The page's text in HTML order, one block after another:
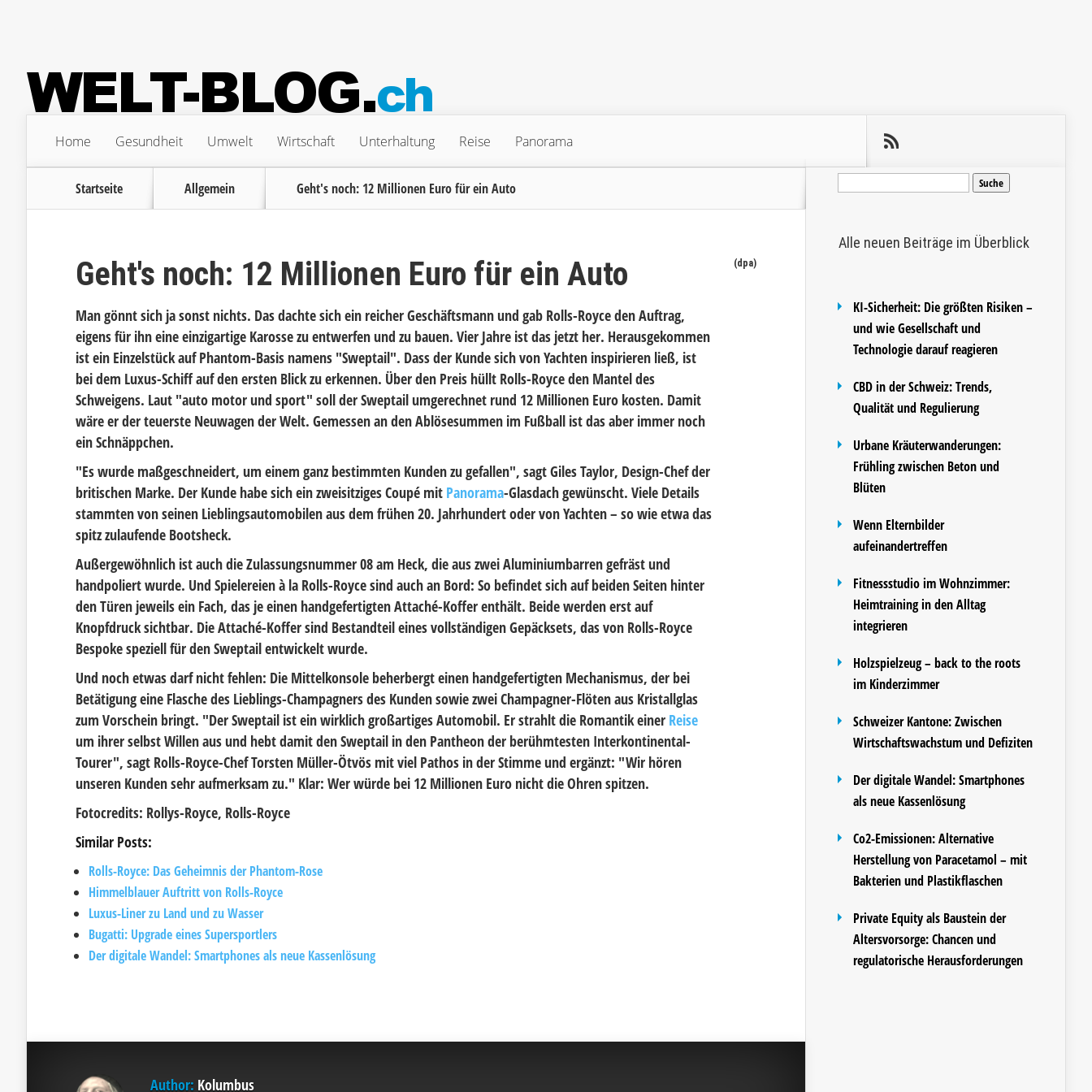
Home Gesundheit Umwelt Wirtschaft Unterhaltung Reise Panorama
Startseite Allgemein Geht's noch: 12 Millionen Euro für ein Auto
Geht's noch: 12 Millionen Euro für ein Auto (dpa)
Man gönnt sich ja sonst nichts. Das dachte sich ein reicher Geschäftsmann und gab Rolls-Royce den Auftrag,
eigens für ihn eine einzigartige Karosse zu entwerfen und zu bauen. Vier Jahre ist das jetzt her. Herausgekommen
ist ein Einzelstück auf Phantom-Basis namens "Sweptail". Dass der Kunde sich von Yachten inspirieren ließ, ist
bei dem Luxus-Schiff auf den ersten Blick zu erkennen. Über den Preis hüllt Rolls-Royce den Mantel des
Schweigens. Laut "auto motor und sport" soll der Sweptail umgerechnet rund 12 Millionen Euro kosten. Damit
wäre er der teuerste Neuwagen der Welt. Gemessen an den Ablösesummen im Fußball ist das aber immer noch
ein Schnäppchen.
"Es wurde maßgeschneidert, um einem ganz bestimmten Kunden zu gefallen", sagt Giles Taylor, Design-Chef der
britischen Marke. Der Kunde habe sich ein zweisitziges Coupé mit Panorama-Glasdach gewünscht. Viele Details
stammten von seinen Lieblingsautomobilen aus dem frühen 20. Jahrhundert oder von Yachten – so wie etwa das
spitz zulaufende Bootsheck.
Außergewöhnlich ist auch die Zulassungsnummer 08 am Heck, die aus zwei Aluminiumbarren gefräst und
handpoliert wurde. Und Spielereien à la Rolls-Royce sind auch an Bord: So befindet sich auf beiden Seiten hinter
den Türen jeweils ein Fach, das je einen handgefertigten Attaché-Koffer enthält. Beide werden erst auf
Knopfdruck sichtbar. Die Attaché-Koffer sind Bestandteil eines vollständigen Gepäcksets, das von Rolls-Royce
Bespoke speziell für den Sweptail entwickelt wurde.
Und noch etwas darf nicht fehlen: Die Mittelkonsole beherbergt einen handgefertigten Mechanismus, der bei
Betätigung eine Flasche des Lieblings-Champagners des Kunden sowie zwei Champagner-Flöten aus Kristallglas
zum Vorschein bringt. "Der Sweptail ist ein wirklich großartiges Automobil. Er strahlt die Romantik einer Reise
um ihrer selbst Willen aus und hebt damit den Sweptail in den Pantheon der berühmtesten Interkontinental-
Tourer", sagt Rolls-Royce-Chef Torsten Müller-Ötvös mit viel Pathos in der Stimme und ergänzt: "Wir hören
unseren Kunden sehr aufmerksam zu." Klar: Wer würde bei 12 Millionen Euro nicht die Ohren spitzen.
Fotocredits: Rollys-Royce, Rolls-Royce
Similar Posts:
Rolls-Royce: Das Geheimnis der Phantom-Rose
Himmelblauer Auftritt von Rolls-Royce
Luxus-Liner zu Land und zu Wasser
Bugatti: Upgrade eines Supersportlers
Der digitale Wandel: Smartphones als neue Kassenlösung
Author: Kolumbus
Suche
Alle neuen Beiträge im Überblick
KI-Sicherheit: Die größten Risiken –
und wie Gesellschaft und
Technologie darauf reagieren
CBD in der Schweiz: Trends,
Qualität und Regulierung
Urbane Kräuterwanderungen:
Frühling zwischen Beton und
Blüten
Wenn Elternbilder
aufeinandertreffen
Fitnessstudio im Wohnzimmer:
Heimtraining in den Alltag
integrieren
Holzspielzeug – back to the roots
im Kinderzimmer
Schweizer Kantone: Zwischen
Wirtschaftswachstum und Defiziten
Der digitale Wandel: Smartphones
als neue Kassenlösung
Co2-Emissionen: Alternative
Herstellung von Paracetamol – mit
Bakterien und Plastikflaschen
Private Equity als Baustein der
Altersvorsorge: Chancen und
regulatorische Herausforderungen